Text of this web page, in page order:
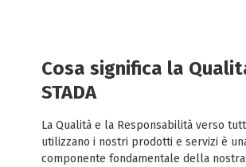
Cosa significa la
STADA
La Qualità e la Responsabilità verso
utilizzano i nostri prodotti e servizi è
componente fondamentale della